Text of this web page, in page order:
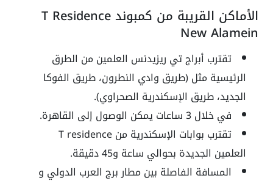
الأماكن القريبة من كمبوند T Residence
New Alamein
تقترب أبراج تي ريزيدنس العلمين من الطرق
الرئيسية مثل (طريق وادي النطرون، طريق الفوكا
الجديد، طريق الإسكندرية الصحراوي).
في خلال 3 ساعات يمكن الوصول إلى القاهرة.
تقترب بوابات الإسكندرية من T residence
العلمين الجديدة بحوالي ساعة و45 دقيقة.
المسافة الفاصلة بين مطار برج العرب الدولي و